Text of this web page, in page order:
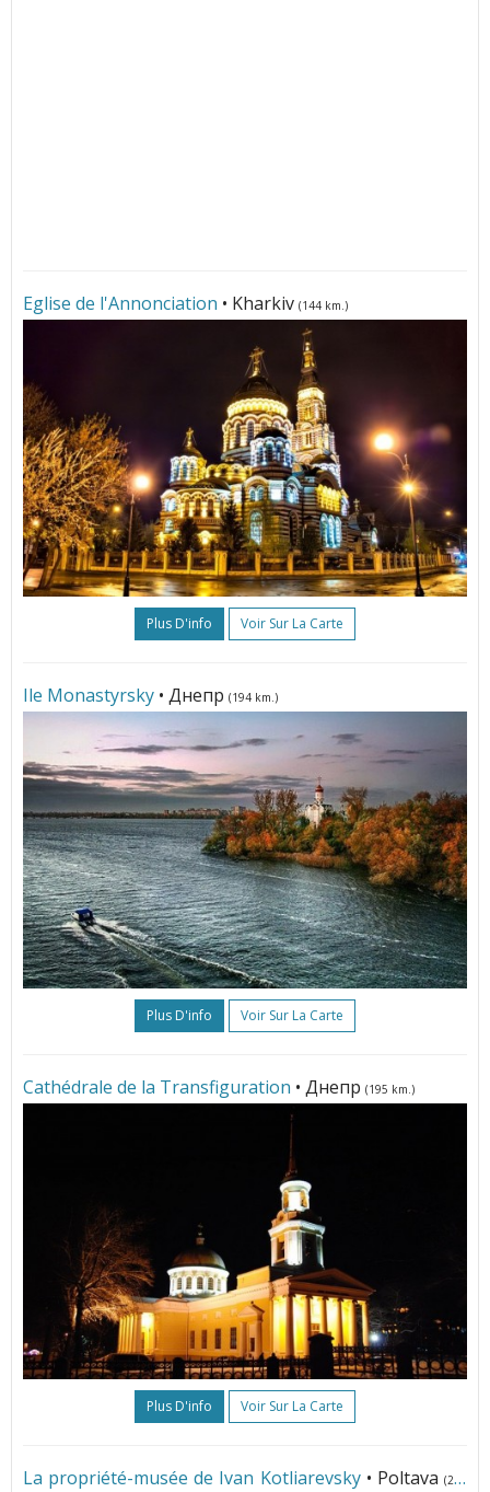
Eglise de l'Annonciation • Kharkiv (144 km.)
Plus D'info Voir Sur La Carte
Ile Monastyrsky • Днепр (194 km.)
Plus D'info Voir Sur La Carte
Cathédrale de la Transfiguration • Днепр (195 km.)
Plus D'info Voir Sur La Carte
La propriété-musée de Ivan Kotliarevsky • Poltava(226